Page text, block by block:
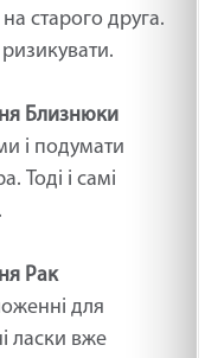
старого друга.
Близнюки
і подумати
Тоді і самі
Рак
для
ласки вже